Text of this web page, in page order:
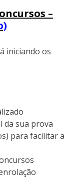
–
iniciando os
da sua prova
para facilitar a